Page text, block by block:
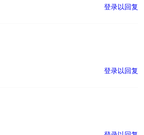
登录以回复
登录以回复